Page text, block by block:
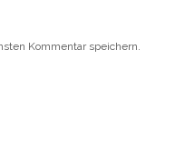
Kommentar speichern.